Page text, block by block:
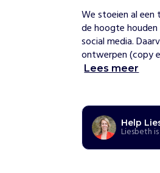
i
l
a
r
i
e
d
t
o
We stoeien al
de hoogte
social media.
ontwerpen (copy
Lees meer
Help
Liesbeth